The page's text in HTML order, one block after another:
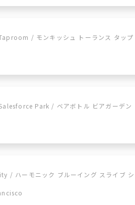
/ モンキッシュ トーランス タップ
Park / ベアボトル ビアガーデン
/ ハーモニック ブルーイング スライブ シ